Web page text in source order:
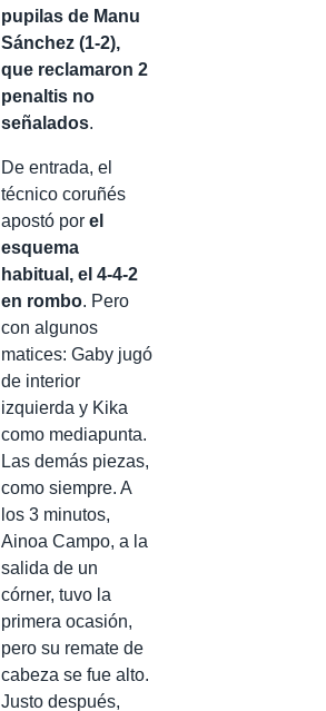
pupilas de Manu
Sánchez (1-2),
que reclamaron 2
penaltis no
señalados.
De entrada, el
técnico coruñés
apostó por el
esquema
habitual, el 4-4-2
en rombo. Pero
con algunos
matices: Gaby jugó
de interior
izquierda y Kika
como mediapunta.
Las demás piezas,
como siempre. A
los 3 minutos,
Ainoa Campo, a la
salida de un
córner, tuvo la
primera ocasión,
pero su remate de
cabeza se fue alto.
Justo después,